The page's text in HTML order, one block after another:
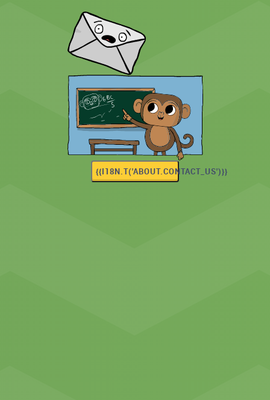
{{I18N.T('ABOUT.CONTACT_US')}}